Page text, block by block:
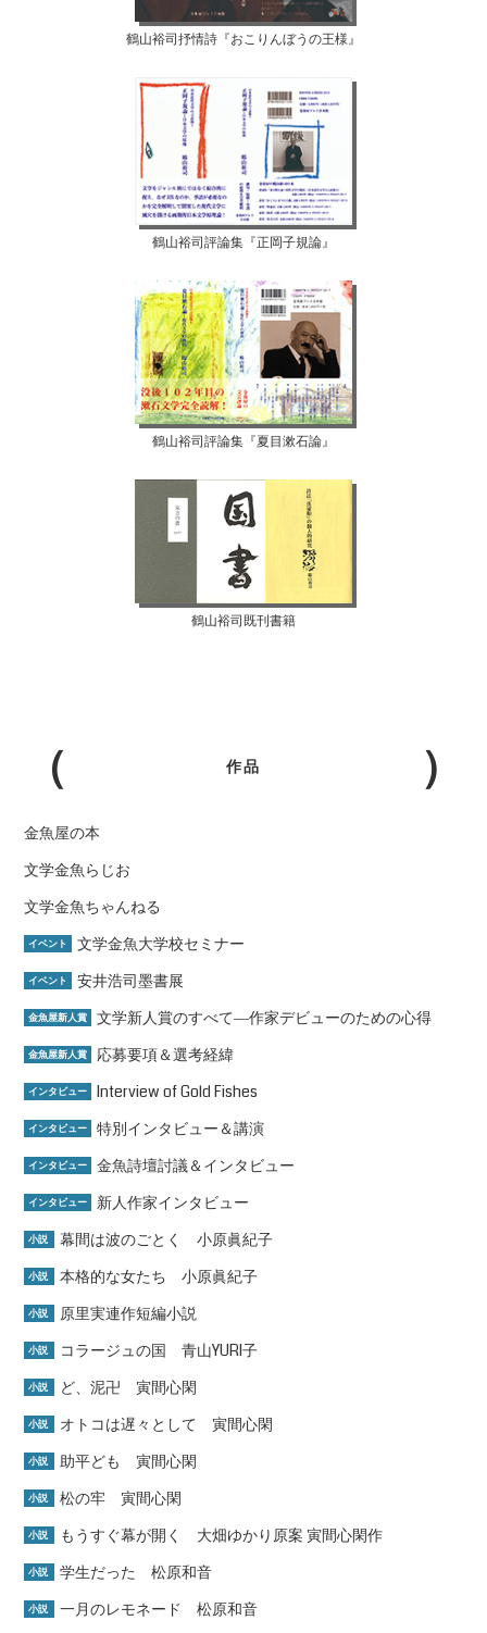
鶴山裕司抒情詩『おこりんぼうの王様』
鶴山裕司評論集『正岡子規論』
鶴山裕司評論集『夏目漱石論』
鶴山裕司既刊書籍
作品
金魚屋の本
文学金魚らじお
文学金魚ちゃんねる
イベント 文学金魚大学校セミナー
イベント 安井浩司墨書展
金魚屋新人賞 文学新人賞のすべて―作家デビューのための心得
金魚屋新人賞 応募要項＆選考経緯
インタビュー Interview of Gold Fishes
インタビュー 特別インタビュー＆講演
インタビュー 金魚詩壇討議＆インタビュー
インタビュー 新人作家インタビュー
小説 幕間は波のごとく 小原眞紀子
小説 本格的な女たち 小原眞紀子
小説 原里実連作短編小説
小説 コラージュの国 青山YURI子
小説 ど、泥卍 寅間心閑
小説 オトコは遅々として 寅間心閑
小説 助平ども 寅間心閑
小説 松の牢 寅間心閑
小説 もうすぐ幕が開く 大畑ゆかり原案 寅間心閑作
小説 学生だった 松原和音
小説 一月のレモネード 松原和音